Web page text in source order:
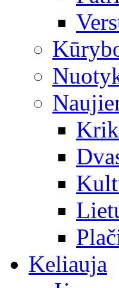
Keliauja